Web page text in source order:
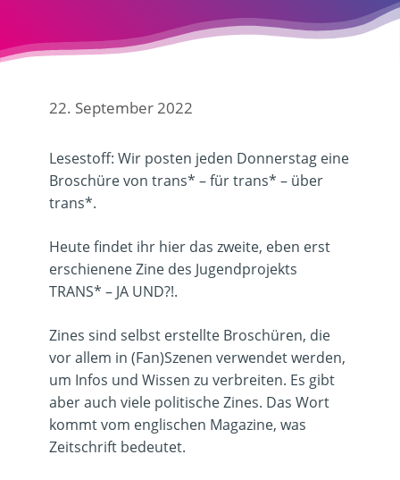
22. September 2022
Lesestoff: Wir posten jeden Donnerstag eine
Broschüre von trans* – für trans* – über
trans*.
Heute findet ihr hier das zweite, eben erst
erschienene Zine des Jugendprojekts
TRANS* – JA UND?!.
Zines sind selbst erstellte Broschüren, die
vor allem in (Fan)Szenen verwendet werden,
um Infos und Wissen zu verbreiten. Es gibt
aber auch viele politische Zines. Das Wort
kommt vom englischen Magazine, was
Zeitschrift bedeutet.